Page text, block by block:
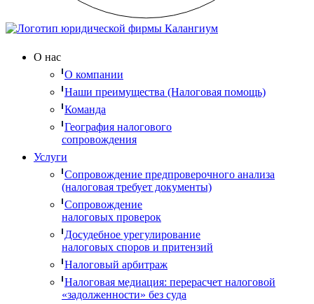
О нас
О компании
Наши преимущества (Налоговая помощь)
Команда
География налогового
сопровождения
Услуги
Сопровождение предпроверочного анализа
(налоговая требует документы)
Сопровождение
налоговых проверок
Досудебное урегулирование
налоговых споров и притензий
Налоговый арбитраж
Налоговая медиация: перерасчет налоговой
«задолженности» без суда